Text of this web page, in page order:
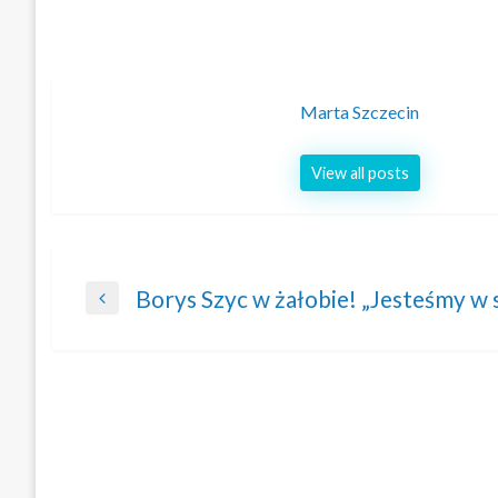
Marta Szczecin
View all posts
Nawigacja
Previous
Borys Szyc w żałobie! „Jesteśmy w